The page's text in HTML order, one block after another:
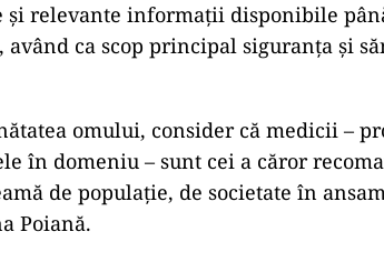
și relevante informații disponibile
ca scop principal siguranța și
omului, consider că medicii –
în domeniu – sunt cei a căror
de populație, de societate în
Poiană.